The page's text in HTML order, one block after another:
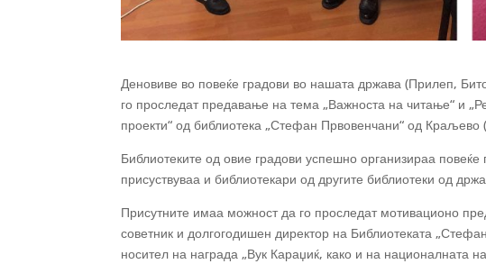
Деновиве во повеќе градови во нашата држава (Прилеп,
го проследат предавање на тема „Важноста на читање“ и
проекти“ од библиотека „Стефан Првовенчани“ од Краљево
Библиотеките од овие градови успешно организираа
присуствуваа и библиотекари од другите библиотеки од
Присутните имаа можност да го проследат мотивационо
советник и долгогодишен директор на Библиотеката
носител на награда „Вук Караџиќ, како и на националната